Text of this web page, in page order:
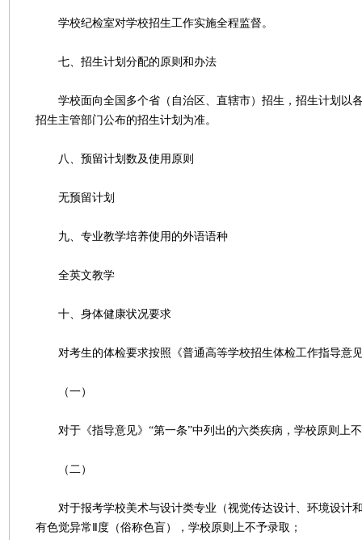
学校纪检室对学校招生工作实施全程监督。
七、招生计划分配的原则和办法
学校面向全国多个省（自治区、直辖市）招生，招生计划以
招生主管部门公布的招生计划为准。
八、预留计划数及使用原则
无预留计划
九、专业教学培养使用的外语语种
全英文教学
十、身体健康状况要求
对考生的体检要求按照《普通高等学校招生体检工作指导意
（一）
对于《指导意见》“第一条”中列出的六类疾病，学校原则上
（二）
对于报考学校美术与设计类专业（视觉传达设计、环境设计
有色觉异常Ⅱ度（俗称色盲），学校原则上不予录取；